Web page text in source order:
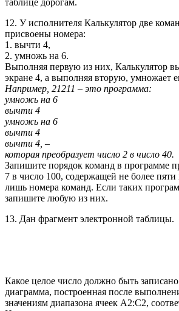
12. У исполнителя Калькулятор две
присвоены номера:
1. вычти 4,
2. умножь на 6.
Выполняя первую из них, Калькулятор
экране 4, а выполняя вторую, умножает
Например, 21211 – это программа:
умножь на 6
вычти 4
умножь на 6
вычти 4
вычти 4, –
которая преобразует число 2 в число 40.
Запишите порядок команд в программе
7 в число 100, содержащей не более пяти
лишь номера команд. Если таких
запишите любую из них.
13. Дан фрагмент электронной таблицы.
Какое целое число должно быть
диаграмма, построенная после
значениям диапазона ячеек A2:С2,